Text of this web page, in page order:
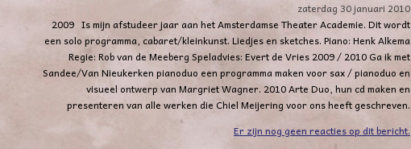
zaterdag 30 januari 2010
2009 Is mijn afstudeer jaar aan het Amsterdamse Theater Academie. Dit wordt
een solo programma, cabaret/kleinkunst. Liedjes en sketches. Piano: Henk Alkema
Regie: Rob van de Meeberg Speladvies: Evert de Vries 2009 / 2010 Ga ik met
Sandee/Van Nieukerken pianoduo een programma maken voor sax / pianoduo en
visueel ontwerp van Margriet Wagner. 2010 Arte Duo, hun cd maken en
presenteren van alle werken die Chiel Meijering voor ons heeft geschreven.
Er zijn nog geen reacties op dit bericht.